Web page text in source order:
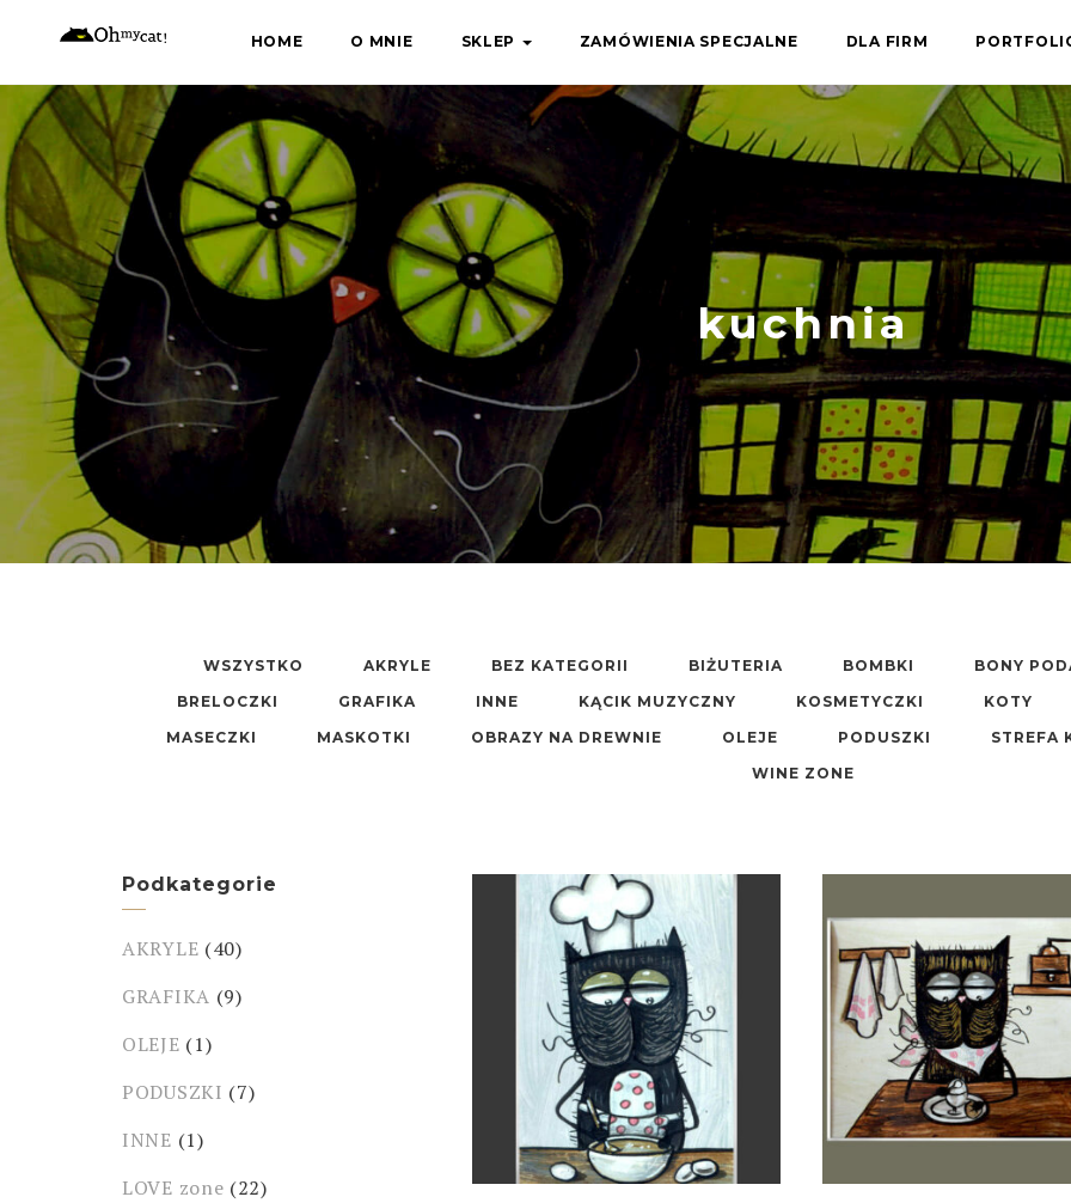
content
HOME O MNIE SKLEP ZAMÓWIENIA SPECJALNE DLA FIRM
kuchnia
WSZYSTKO AKRYLE BEZ KATEGORII BIŻUTERIA BOMBKI
BONY
BRELOCZKI
GRAFIKA INNE KĄCIK MUZYCZNY KOSMETYCZKI
KOTY
MASECZKI
MASKOTKI OBRAZY NA DREWNIE OLEJE PODUSZKI
STREFA
WINE ZONE
Podkategorie
AKRYLE (40)
GRAFIKA (9)
OLEJE (1)
PODUSZKI (7)
INNE (1)
LOVE zone (22)